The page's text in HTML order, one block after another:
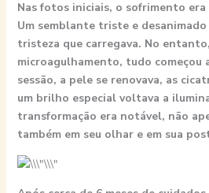
Nas fotos iniciais, o sofrimento
Um semblante triste e
tristeza que carregava. No
microagulhamento, tudo começou
sessão, a pele se renovava, as
um brilho especial voltava a
transformação era notável, não
também em seu olhar e em sua